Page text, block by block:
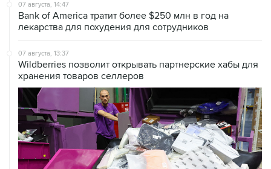
07 августа, 14:47
Bank of America тратит более $250 млн в год на
лекарства для похудения для сотрудников
07 августа, 13:37
Wildberries позволит открывать партнерские хабы для
хранения товаров селлеров